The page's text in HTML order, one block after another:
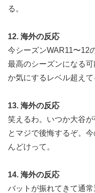
る。
12. 海外の反応
今シーズンWAR11〜12
最高のシーズンになる
か気にするレベル超えて
13. 海外の反応
笑えるわ。いつか大谷
とマジで後悔するぞ。
んどけって。
14. 海外の反応
バットが振れてきて通